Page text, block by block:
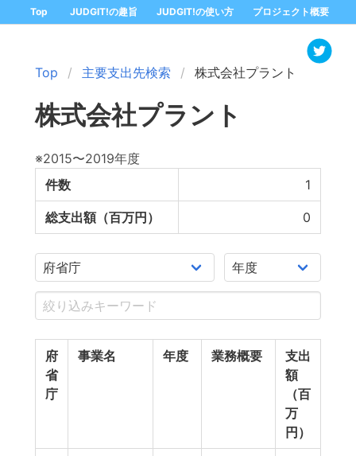
Top JUDGIT!の趣旨 JUDGIT!の使い方 プロジェクト概要
Top 主要支出先検索 株式会社プラント
株式会社プラント
※2015〜2019年度
件数
1
総支出額（百万円） 0
府
省
庁
事業名 年度 業務概要
支出
額
（百
万
円）